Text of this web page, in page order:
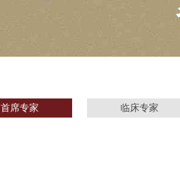
首批省卫生厅“优质护理服
潍坊医学院（非直属）附
首席专家 临床专家